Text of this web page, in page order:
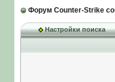
Форум Counter-Strike
Настройки поиска